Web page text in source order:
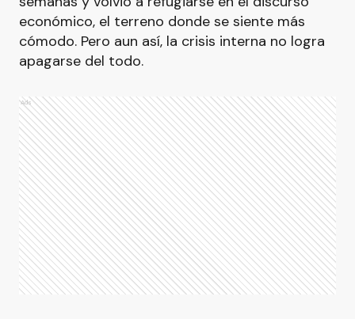
económico, el terreno donde se siente más
cómodo. Pero aun así, la crisis interna no logra
apagarse del todo.
Ads